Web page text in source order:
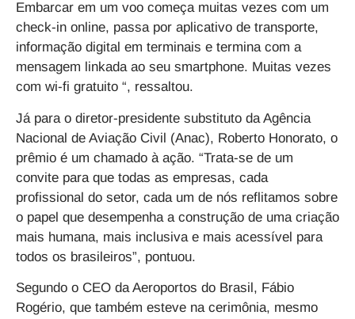
Embarcar em um voo começa muitas vezes com um
check-in online, passa por aplicativo de transporte,
informação digital em terminais e termina com a
mensagem linkada ao seu smartphone. Muitas vezes
com wi-fi gratuito “, ressaltou.
Já para o diretor-presidente substituto da Agência
Nacional de Aviação Civil (Anac), Roberto Honorato, o
prêmio é um chamado à ação. “Trata-se de um
convite para que todas as empresas, cada
profissional do setor, cada um de nós reflitamos sobre
o papel que desempenha a construção de uma criação
mais humana, mais inclusiva e mais acessível para
todos os brasileiros”, pontuou.
Segundo o CEO da Aeroportos do Brasil, Fábio
Rogério, que também esteve na cerimônia, mesmo